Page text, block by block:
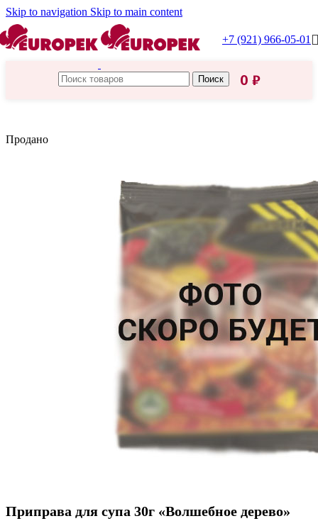
Skip to navigation Skip to main content
+7 (921) 966-05-01
Поиск 0 ₽
Продано
Приправа для супа 30г «Волшебное дерево»